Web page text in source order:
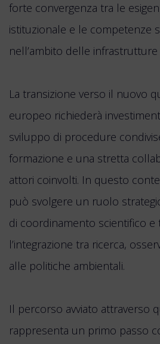
forte convergenza tra le
istituzionale e le competenze
nell’ambito delle infrastrutture
La transizione verso il nuovo
europeo richiederà
sviluppo di procedure
formazione e una stretta
attori coinvolti. In questo
può svolgere un ruolo
di coordinamento scientifico e
l’integrazione tra ricerca,
alle politiche ambientali.
Il percorso avviato attraverso
rappresenta un primo passo